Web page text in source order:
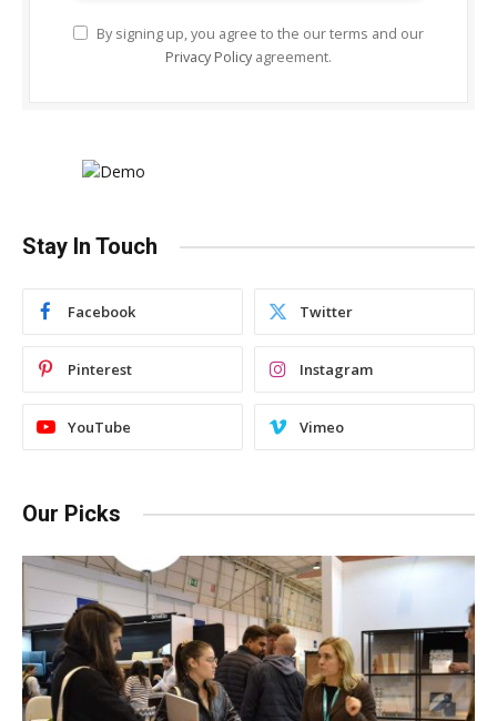
By signing up, you agree to the our terms and our
Privacy Policy agreement.
Stay In Touch
Facebook Twitter
Pinterest Instagram
YouTube Vimeo
Our Picks